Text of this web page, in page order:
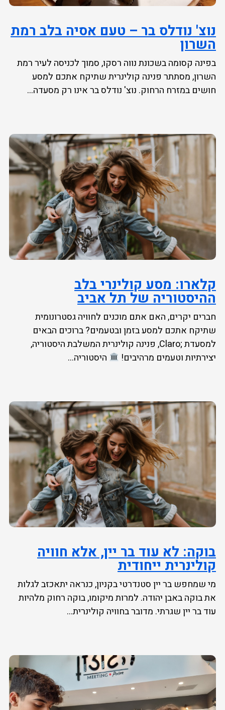
נוצ' נודלס בר – טעם אסיה בלב רמת
השרון
בפינה קסומה בשכונת נווה רסקו, סמוך לכניסה לעיר רמת
השרון, מסתתר פנינה קולינרית שתיקח אתכם למסע
חושים במזרח הרחוק. נוצ' נודלס בר אינו רק מסעדה...
קלארו: מסע קולינרי בלב
ההיסטוריה של תל אביב
חברים יקרים, האם אתם מוכנים לחוויה גסטרונומית
שתיקח אתכם למסע בזמן ובטעמים? ברוכים הבאים
למסעדת ;Claro, פנינה קולינרית המשלבת היסטוריה,
יצירתיות וטעמים מרהיבים!
היסטוריה...
בוקה: לא עוד בר יין, אלא חוויה
קולינרית ייחודית
מי שמחפש בר יין סטנדרטי בקניון, כנראה יתאכזב לגלות
את בוקה באבן יהודה. למרות מיקומו, בוקה רחוק מלהיות
עוד בר יין שגרתי. מדובר בחוויה קולינרית...